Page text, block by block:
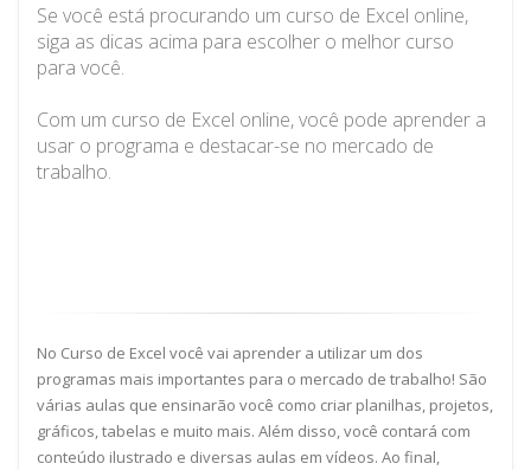
Se você está procurando um curso de Excel online,
siga as dicas acima para escolher o melhor curso
para você.
Com um curso de Excel online, você pode aprender a
usar o programa e destacar-se no mercado de
trabalho.
No Curso de Excel você vai aprender a utilizar um dos
programas mais importantes para o mercado de trabalho! São
várias aulas que ensinarão você como criar planilhas, projetos,
gráficos, tabelas e muito mais. Além disso, você contará com
conteúdo ilustrado e diversas aulas em vídeos. Ao final,